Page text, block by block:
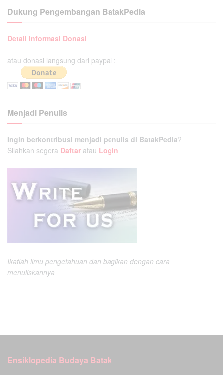
Dukung Pengembangan BatakPedia
Detail Informasi Donasi
atau donasi langsung dari paypal :
Menjadi Penulis
Ingin berkontribusi menjadi penulis di BatakPedia?
Silahkan segera Daftar atau Login
Ikatlah ilmu pengetahuan dan bagikan dengan cara
menuliskannya
Ensiklopedia Budaya Batak